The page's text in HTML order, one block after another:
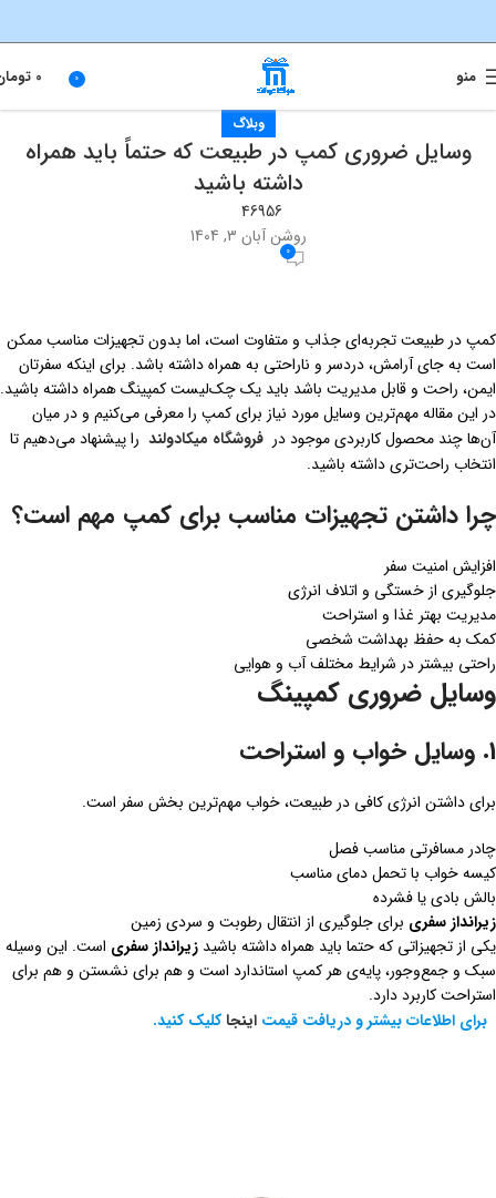
منو 0
0
وبلاگ
وسایل ضروری کمپ در طبیعت که حتماً باید همراه
داشته باشید
46956
روشن آبان 3, 1404
0
کمپ در طبیعت تجربه‌ای جذاب و متفاوت است، اما بدون تجهیزات مناسب ممکن
است به جای آرامش، دردسر و ناراحتی به همراه داشته باشد. برای اینکه سفرتان
ایمن، راحت و قابل مدیریت باشد باید یک چک‌لیست کمپینگ همراه داشته باشید.
در این مقاله مهم‌ترین وسایل مورد نیاز برای کمپ را معرفی می‌کنیم و در میان
آن‌ها چند محصول کاربردی موجود در فروشگاه میکادولند را پیشنهاد می‌دهیم تا
انتخاب راحت‌تری داشته باشید.
چرا داشتن تجهیزات مناسب برای کمپ مهم است؟
افزایش امنیت سفر
جلوگیری از خستگی و اتلاف انرژی
مدیریت بهتر غذا و استراحت
کمک به حفظ بهداشت شخصی
راحتی بیشتر در شرایط مختلف آب و هوایی
وسایل ضروری کمپینگ
1. وسایل خواب و استراحت
برای داشتن انرژی کافی در طبیعت، خواب مهم‌ترین بخش سفر است.
چادر مسافرتی مناسب فصل
کیسه خواب با تحمل دمای مناسب
بالش بادی یا فشرده
زیرانداز سفری برای جلوگیری از انتقال رطوبت و سردی زمین
یکی از تجهیزاتی که حتما باید همراه داشته باشید زیرانداز سفری است. این وسیله
سبک و جمع‌وجور، پایه‌ی هر کمپ استاندارد است و هم برای نشستن و هم برای
استراحت کاربرد دارد.
برای اطلاعات بیشتر و دریافت قیمت اینجاکلیک کنید.